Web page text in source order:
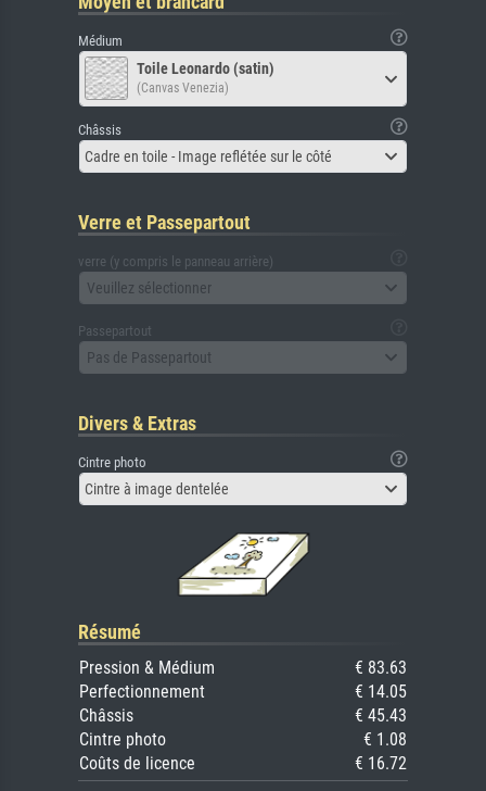
Médium
Toile Leonardo (satin)
(Canvas Venezia)
Châssis
Cadre en toile - Image reflétée sur le côté
Verre et Passepartout
verre (y compris le panneau arrière)
Veuillez sélectionner
Passepartout
Pas de Passepartout
Divers & Extras
Cintre photo
Cintre à image dentelée
Résumé
Pression & Médium
€ 83.63
Perfectionnement
€ 14.05
Châssis
€ 45.43
Cintre photo
€ 1.08
Coûts de licence
€ 16.72